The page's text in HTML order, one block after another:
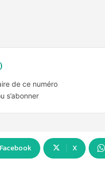
de ce numéro
s’abonner
Facebook X